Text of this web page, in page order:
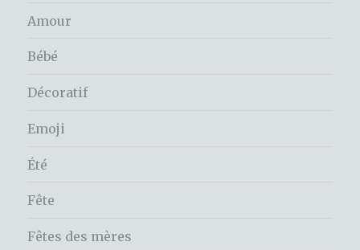
Amour
Bébé
Décoratif
Emoji
Été
Fête
Fêtes des mères